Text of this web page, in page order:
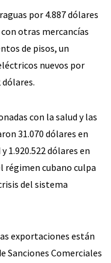
por 4.887 dólares
otras mercancías
de pisos, un
nuevos por
dólares.
con la salud y las
31.070 dólares en
1.920.522 dólares en
régimen cubano culpa
del sistema
exportaciones están
Sanciones Comerciales